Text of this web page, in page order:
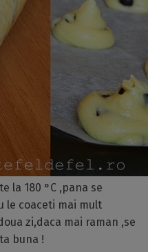
la 180 °C ,pana se
le coaceti mai mult
zi,daca mai raman ,se
buna !